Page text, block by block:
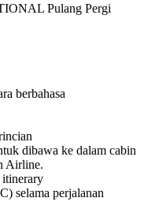
Pulang Pergi
berbahasa
dibawa ke dalam cabin
Airline.
itinerary
selama perjalanan